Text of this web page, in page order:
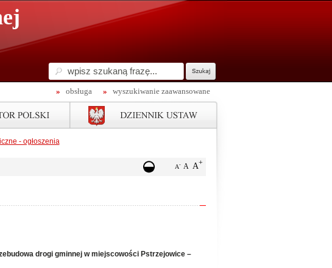
» obsługa » wyszukiwanie zaawansowane
- ogłoszenia
A- A A+
drogi gminnej w miejscowości Pstrzejowice –